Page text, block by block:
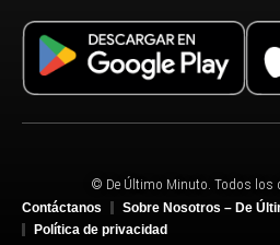
© De Último Minuto. Todos los
Contáctanos
Sobre Nosotros – De
Política de privacidad